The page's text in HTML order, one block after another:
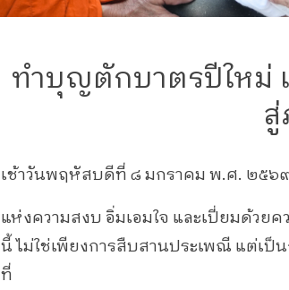
ทำบุญตักบาตรปีใหม่
เช้าวันพฤหัสบดีที่ ๘ มกราคม พ.ศ. ๒๕๖
แห่งความสงบ อิ่มเอมใจ และเปี่ยมด้วย
นี้ ไม่ใช่เพียงการสืบสานประเพณี แต่เป็
ที่